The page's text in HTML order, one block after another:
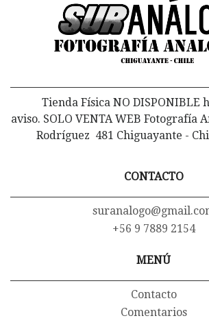
Tienda Física NO DISPONIBLE
aviso. SOLO VENTA WEB Fotografía
Rodríguez 481
CONTACTO
+56 9 7889 2154
MENÚ
Contacto
Comentarios